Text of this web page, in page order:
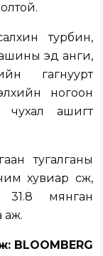
турбин,
эд анги,
гагнуурт
ногоон
чухал ашигт
тугалганы
хувиар өсөж,
мянган
аж.
BLOOMBERG